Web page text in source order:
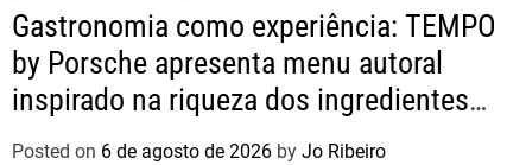
Gastronomia como experiência: TEMPO
by Porsche apresenta menu autoral
inspirado na riqueza dos ingredientes
brasileiros
Posted on 6 de agosto de 2026 by Jo Ribeiro